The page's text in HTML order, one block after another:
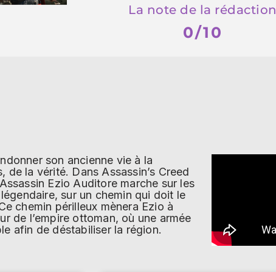
La note de la rédaction
0/10
son ancienne vie à la
de la vérité. Dans Assassin’s Creed
Ezio Auditore marche sur les
sur un chemin qui doit le
chemin périlleux mènera Ezio à
de l’empire ottoman, où une armée
afin de déstabiliser la région.